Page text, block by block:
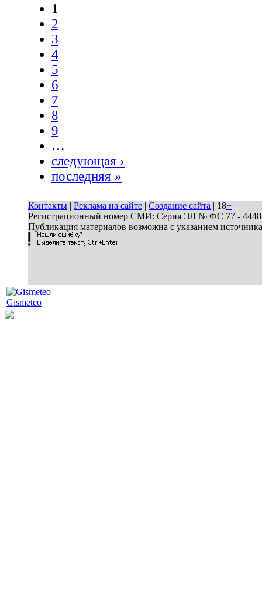
1
2
3
4
5
6
7
8
9
…
следующая ›
последняя »
Контакты | Реклама на сайте | Создание сайта | 18+
Регистрационный номер СМИ: Серия ЭЛ № ФС 77 - 44486
Публикация материалов возможна с указанием
Gismeteo